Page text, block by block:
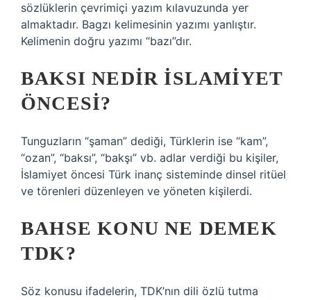
sözlüklerin çevrimiçi yazım kılavuzunda yer
almaktadır. Bagzı kelimesinin yazımı yanlıştır.
Kelimenin doğru yazımı “bazı”dır.
BAKSI NEDIR İSLAMIYET
ÖNCESI?
Tunguzların “şaman” dediği, Türklerin ise “kam”,
“ozan”, “baksı”, “bakşı” vb. adlar verdiği bu kişiler,
İslamiyet öncesi Türk inanç sisteminde dinsel ritüel
ve törenleri düzenleyen ve yöneten kişilerdi.
BAHSE KONU NE DEMEK
TDK?
Söz konusu ifadelerin, TDK’nın dili özlü tutma